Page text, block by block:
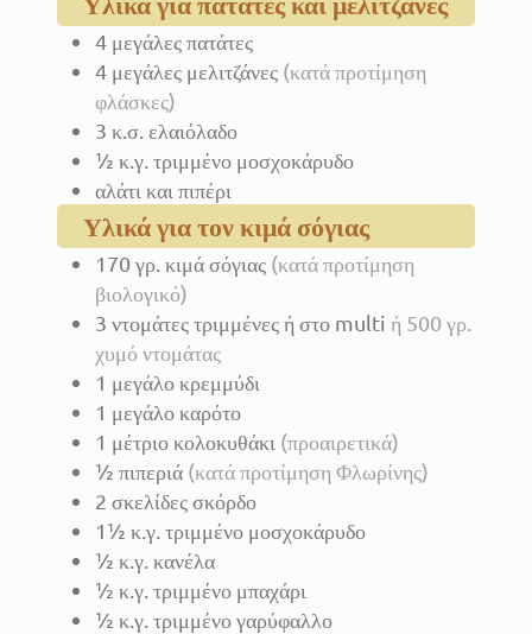
4 μεγάλες πατάτες
4 μεγάλες μελιτζάνες (κατά προτίμηση
φλάσκες)
3 κ.σ.ελαιόλαδο
½ κ.γ.τριμμένο μοσχοκάρυδο
αλάτι και πιπέρι
Υλικά για τον κιμά σόγιας
170γρ. κιμά σόγιας (κατά προτίμηση
βιολογικό)
3 ντομάτες τριμμένες ή στο multi ή 500 γρ.
χυμό ντομάτας
1 μεγάλο κρεμμύδι
1 μεγάλο καρότο
1 μέτριο κολοκυθάκι (προαιρετικά)
½ πιπεριά (κατά προτίμηση Φλωρίνης)
2 σκελίδεςσκόρδο
1½ κ.γ. τριμμένο μοσχοκάρυδο
½ κ.γ. κανέλα
½ κ.γ. τριμμένο μπαχάρι
½ κ.γ. τριμμένο γαρύφαλλο